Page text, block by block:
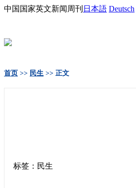
中国国家英文新闻周刊 日本語 Deutsch
首页 >> 民生 >> 正文
标签：民生